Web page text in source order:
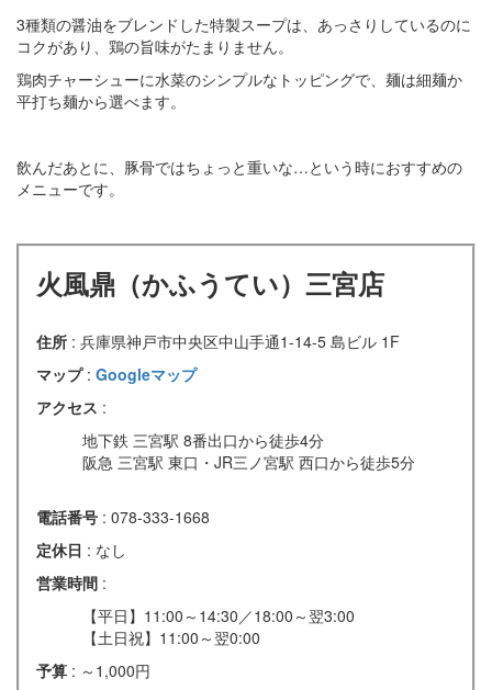
3種類の醤油をブレンドした特製スープは、あっさりしているのに
コクがあり、鶏の旨味がたまりません。
鶏肉チャーシューに水菜のシンプルなトッピングで、麺は細麺か
平打ち麺から選べます。
飲んだあとに、豚骨ではちょっと重いな…という時におすすめの
メニューです。
火風鼎（かふうてい）三宮店
住所 : 兵庫県神戸市中央区中山手通1-14-5 島ビル 1F
マップ : Googleマップ
アクセス :
地下鉄 三宮駅 8番出口から徒歩4分
阪急 三宮駅 東口・JR三ノ宮駅 西口から徒歩5分
電話番号 : 078-333-1668
定休日 : なし
営業時間 :
【平日】11:00～14:30／18:00～翌3:00
【土日祝】11:00～翌0:00
予算 : ～1,000円